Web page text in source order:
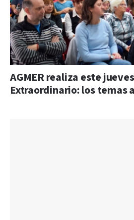
AGMER realiza este
Extraordinario: los temas